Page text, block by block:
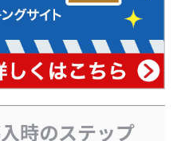
時のステップ